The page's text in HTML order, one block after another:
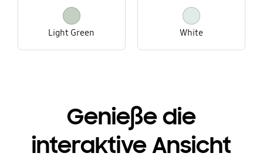
Light Green White
Genieße die
interaktive Ansicht